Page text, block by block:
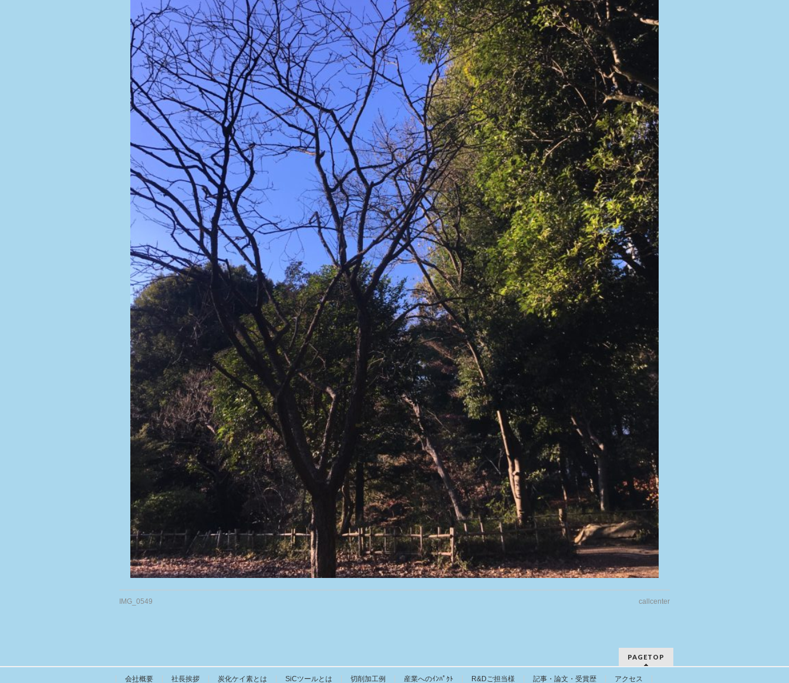
IMG_0549 callcenter
PAGETOP
会社概要 社長挨拶 炭化ケイ素とは SiCツールとは 切削加工例 産業へのｲﾝﾊﾟｸﾄ R&Dご担当様 記事・論文・受賞歴
アクセス